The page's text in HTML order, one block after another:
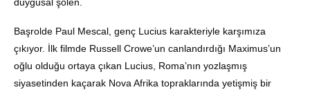
Başrolde Paul Mescal, genç Lucius karakteriyle karşımıza
çıkıyor. İlk filmde Russell Crowe’un canlandırdığı Maximus’un
oğlu olduğu ortaya çıkan Lucius, Roma’nın yozlaşmış
siyasetinden kaçarak Nova Afrika topraklarında yetişmiş bir